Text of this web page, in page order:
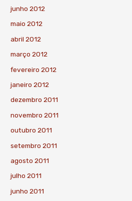
junho 2012
maio 2012
abril 2012
março 2012
fevereiro 2012
janeiro 2012
dezembro 2011
novembro 2011
outubro 2011
setembro 2011
agosto 2011
julho 2011
junho 2011